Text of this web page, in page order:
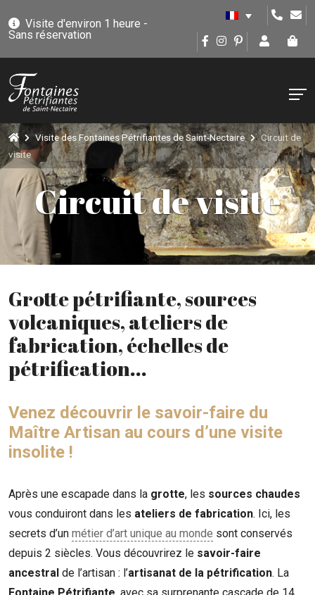
Visite d'environ 1 heure -
Sans réservation
Visite des Fontaines Pétrifiantes de Saint-Nectaire
Circuit de
visite
Circuit de visite
Grotte pétrifiante, sources
volcaniques, ateliers de
fabrication, échelles de
pétrification...
Venez découvrir le savoir-faire du
Maître Artisan au cours d’une visite
insolite !
Après une escapade dans la grotte, les sources chaudes
vous conduiront dans les ateliers de fabrication. Ici, les
secrets d’un métier d’art unique au monde sont conservés
depuis 2 siècles. Vous découvrirez le savoir-faire
ancestral de l’artisan : l’artisanat de la pétrification. La